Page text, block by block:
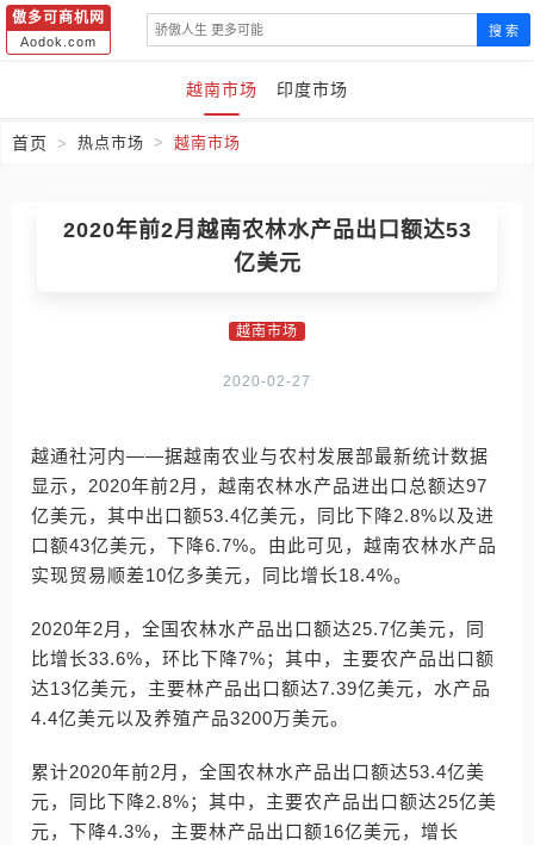
傲多可商机网
Aodok.com
搜 索
越南市场 印度市场
首页 热点市场 越南市场
2020年前2月越南农林水产品出口额达53
亿美元
越南市场
2020-02-27
越通社河内——据越南农业与农村发展部最新统计数据
显示，2020年前2月，越南农林水产品进出口总额达97
亿美元，其中出口额53.4亿美元，同比下降2.8%以及进
口额43亿美元，下降6.7%。由此可见，越南农林水产品
实现贸易顺差10亿多美元，同比增长18.4%。
2020年2月，全国农林水产品出口额达25.7亿美元，同
比增长33.6%，环比下降7%；其中，主要农产品出口额
达13亿美元，主要林产品出口额达7.39亿美元，水产品
4.4亿美元以及养殖产品3200万美元。
累计2020年前2月，全国农林水产品出口额达53.4亿美
元，同比下降2.8%；其中，主要农产品出口额达25亿美
元，下降4.3%，主要林产品出口额16亿美元，增长